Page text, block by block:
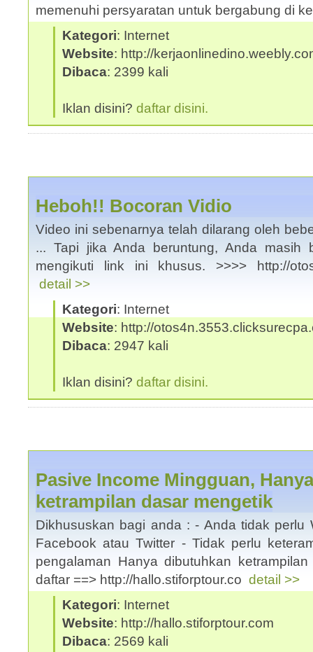
memenuhi persyaratan untuk bergabung di
Kategori: Internet
Website: http://
Dibaca: 2399 kali
Iklan disini? daftar disini.
Heboh!! Bocoran Vidio
Video ini sebenarnya telah dilarang oleh
... Tapi jika Anda beruntung, Anda masih
mengikuti link ini khusus. >>>> http://
detail >>
Kategori: Internet
Website: http://
Dibaca: 2947 kali
Iklan disini? daftar disini.
Pasive Income Mingguan,
ketrampilan dasar mengetik
Dikhususkan bagi anda : - Anda tidak perlu
Facebook atau Twitter - Tidak perlu
pengalaman Hanya dibutuhkan
daftar ==> http://hallo.stiforptour.co detail >>
Kategori: Internet
Website: http://hallo.stiforptour.com
Dibaca: 2569 kali